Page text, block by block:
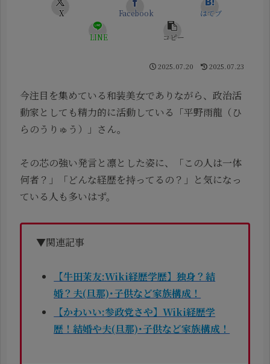
X Facebook はてブ
LINE コピー
2025.07.20 2025.07.23
今注目を集めている和装美女でありながら、政治活
動家としても精力的に活動している「平野雨龍（ひ
らのうりゅう）」さん。
その芯の強い発言と凛とした姿に、「この人は一体
何者？」「どんな経歴を持ってるの？」と気になっ
ている人も多いはず。
▼関連記事
【牛田茉友:Wiki経歴学歴】独身？結
婚？夫(旦那)･子供など家族構成！
【かわいい:参政党さや】Wiki経歴学
歴！結婚や夫(旦那)･子供など家族構成！